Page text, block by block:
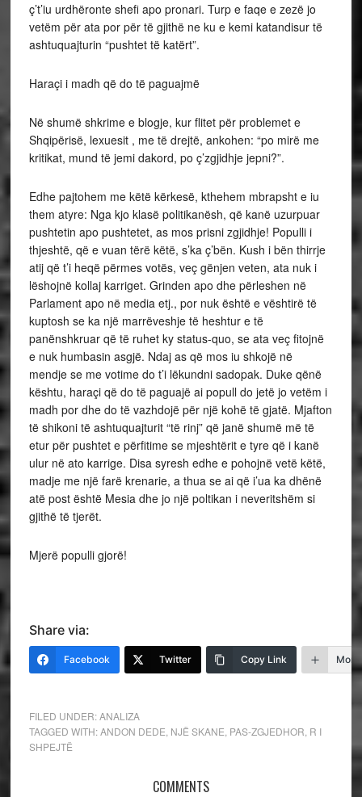
ç’t’iu urdhëronte shefi apo pronari. Turp e faqe e zezë jo
vetëm për ata por për të gjithë ne ku e kemi katandisur të
ashtuquajturin “pushtet të katërt”.
Haraçi i madh që do të paguajmë
Në shumë shkrime e blogje, kur flitet për problemet e
Shqipërisë, lexuesit , me të drejtë, ankohen: “po mirë me
kritikat, mund të jemi dakord, po ç’zgjidhje jepni?”.
Edhe pajtohem me këtë kërkesë, kthehem mbrapsht e iu
them atyre: Nga kjo klasë politikanësh, që kanë uzurpuar
pushtetin apo pushtetet, as mos prisni zgjidhje! Populli i
thjeshtë, që e vuan tërë këtë, s’ka ç’bën. Kush i bën thirrje
atij që t’i heqë përmes votës, veç gënjen veten, ata nuk i
lëshojnë kollaj karriget. Grinden apo dhe përleshen në
Parlament apo në media etj., por nuk është e vështirë të
kuptosh se ka një marrëveshje të heshtur e të
panënshkruar që të ruhet ky status-quo, se ata veç fitojnë
e nuk humbasin asgjë. Ndaj as që mos iu shkojë në
mendje se me votime do t’i lëkundni sadopak. Duke qënë
kështu, haraçi që do të paguajë ai popull do jetë jo vetëm i
madh por dhe do të vazhdojë për një kohë të gjatë. Mjafton
të shikoni të ashtuquajturit “të rinj” që janë shumë më të
etur për pushtet e përfitime se mjeshtërit e tyre që i kanë
ulur në ato karrige. Disa syresh edhe e pohojnë vetë këtë,
madje me një farë krenarie, a thua se ai që i’ua ka dhënë
atë post është Mesia dhe jo një poltikan i neveritshëm si
gjithë të tjerët.
Mjerë populli gjorë!
Share via:
Facebook Twitter Copy Link More
FILED UNDER:ANALIZA
TAGGED WITH:ANDON DEDE NJË SKANE PAS-ZGJEDHOR R I
SHPEJTË
COMMENTS